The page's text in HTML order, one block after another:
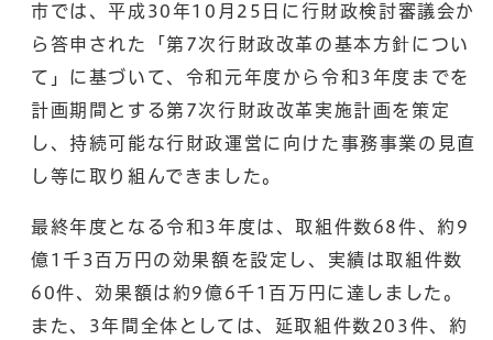
市では、平成30年10月25日に行財政検討審議会か
ら答申された「第7次行財政改革の基本方針につい
て」に基づいて、令和元年度から令和3年度までを
計画期間とする第7次行財政改革実施計画を策定
し、持続可能な行財政運営に向けた事務事業の見直
し等に取り組んできました。
最終年度となる令和3年度は、取組件数68件、約9
億1千3百万円の効果額を設定し、実績は取組件数
60件、効果額は約9億6千1百万円に達しました。
また、3年間全体としては、延取組件数203件、約